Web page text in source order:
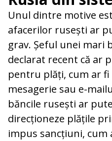
Unul dintre motive
afacerilor rusești ar
grav. Șeful unei mari
declarat recent că ar
pentru plăți, cum ar
mesagerie sau e-
băncile rusești ar
direcționeze plățile
impus sancțiuni, cum